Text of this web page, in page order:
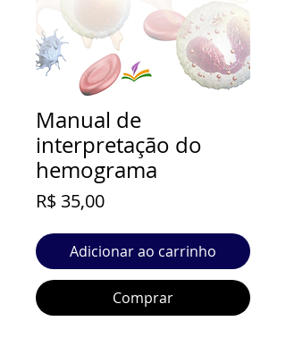
Manual de
interpretação do
hemograma
R$ 35,00Preço
Adicionar ao carrinho
Comprar